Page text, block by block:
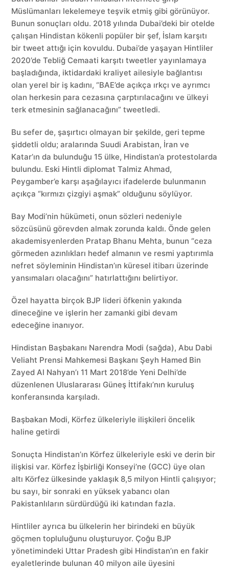
Müslümanları lekelemeye teşvik etmiş gibi görünüyor.
Bunun sonuçları oldu. 2018 yılında Dubai’deki bir otelde
çalışan Hindistan kökenli popüler bir şef, İslam karşıtı
bir tweet attığı için kovuldu. Dubai’de yaşayan Hintliler
2020’de Tebliğ Cemaati karşıtı tweetler yayınlamaya
başladığında, iktidardaki kraliyet ailesiyle bağlantısı
olan yerel bir iş kadını, “BAE’de açıkça ırkçı ve ayrımcı
olan herkesin para cezasına çarptırılacağını ve ülkeyi
terk etmesinin sağlanacağını” tweetledi.
Bu sefer de, şaşırtıcı olmayan bir şekilde, geri tepme
şiddetli oldu; aralarında Suudi Arabistan, İran ve
Katar’ın da bulunduğu 15 ülke, Hindistan’a protestolarda
bulundu. Eski Hintli diplomat Talmiz Ahmad,
Peygamber’e karşı aşağılayıcı ifadelerde bulunmanın
açıkça “kırmızı çizgiyi aşmak” olduğunu söylüyor.
Bay Modi’nin hükümeti, onun sözleri nedeniyle
sözcüsünü görevden almak zorunda kaldı. Önde gelen
akademisyenlerden Pratap Bhanu Mehta, bunun “ceza
görmeden azınlıkları hedef almanın ve resmi yaptırımla
nefret söyleminin Hindistan’ın küresel itibarı üzerinde
yansımaları olacağını” hatırlattığını belirtiyor.
Özel hayatta birçok BJP lideri öfkenin yakında
dineceğine ve işlerin her zamanki gibi devam
edeceğine inanıyor.
Hindistan Başbakanı Narendra Modi (sağda), Abu Dabi
Veliaht Prensi Mahkemesi Başkanı Şeyh Hamed Bin
Zayed Al Nahyan’ı 11 Mart 2018’de Yeni Delhi’de
düzenlenen Uluslararası Güneş İttifakı’nın kuruluş
konferansında karşıladı.
Başbakan Modi, Körfez ülkeleriyle ilişkileri öncelik
haline getirdi
Sonuçta Hindistan’ın Körfez ülkeleriyle eski ve derin bir
ilişkisi var. Körfez İşbirliği Konseyi’ne (GCC) üye olan
altı Körfez ülkesinde yaklaşık 8,5 milyon Hintli çalışıyor;
bu sayı, bir sonraki en yüksek yabancı olan
Pakistanlıların sürdürdüğü iki katından fazla.
Hintliler ayrıca bu ülkelerin her birindeki en büyük
göçmen topluluğunu oluşturuyor. Çoğu BJP
yönetimindeki Uttar Pradesh gibi Hindistan’ın en fakir
eyaletlerinde bulunan 40 milyon aile üyesini